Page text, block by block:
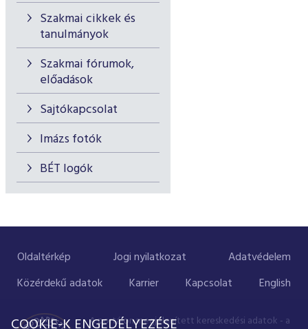
Szakmai cikkek és
tanulmányok
Szakmai fórumok,
előadások
Sajtókapcsolat
Imázs fotók
BÉT logók
Oldaltérkép Jogi nyilatkozat
Adatvédelem
Közérdekű adatok
Karrier Kapcsolat English
A portálon megjelenített kereskedési adatok - a